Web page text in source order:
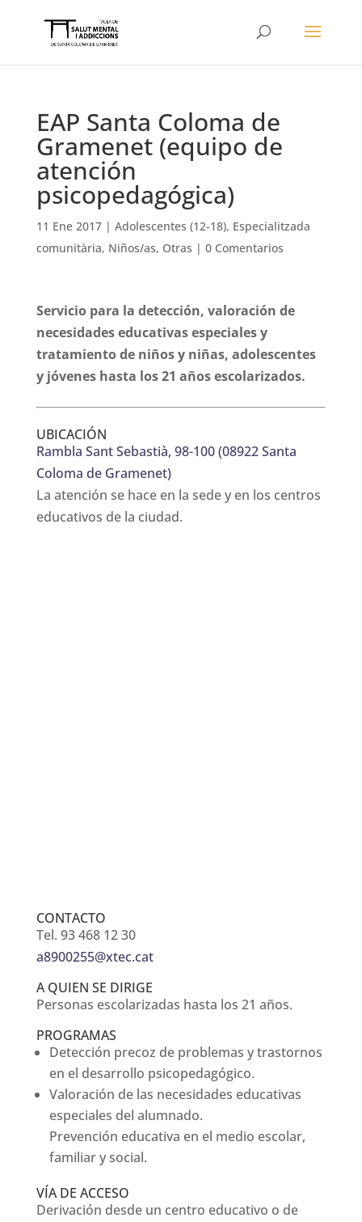
EAP Santa Coloma de
Gramenet (equipo de
atención
psicopedagógica)
11 Ene 2017| Adolescentes (12-18), Especialitzada
comunitària, Niños/as, Otras | 0 Comentarios
Servicio para la detección, valoración de
necesidades educativas especiales y
tratamiento de niños y niñas, adolescentes
y jóvenes hasta los 21 años escolarizados.
UBICACIÓN
Rambla Sant Sebastià, 98-100 (08922 Santa
Coloma de Gramenet)
La atención se hace en la sede y en los centros
educativos de la ciudad.
CONTACTO
Tel. 93 468 12 30
a8900255@xtec.cat
A QUIEN SE DIRIGE
Personas escolarizadas hasta los 21 años.
PROGRAMAS
Detección precoz de problemas y trastornos
en el desarrollo psicopedagógico.
Valoración de las necesidades educativas
especiales del alumnado.
Prevención educativa en el medio escolar,
familiar y social.
VÍA DE ACCESO
Derivación desde un centro educativo o de